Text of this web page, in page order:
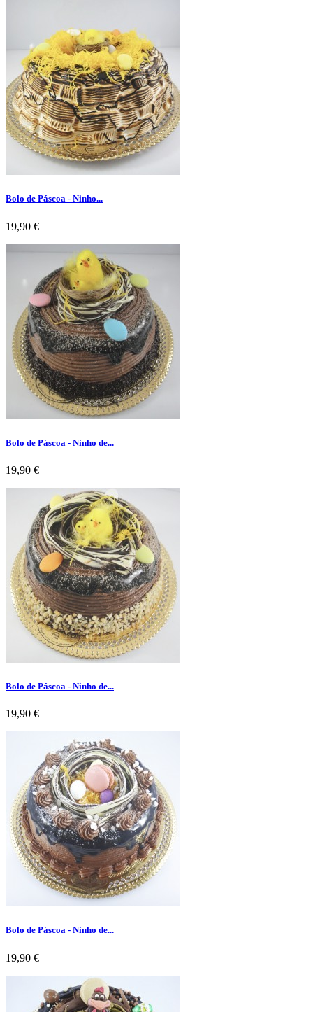
Bolo de Páscoa - Ninho...
Preço
19,90 €
Bolo de Páscoa - Ninho de...
Preço
19,90 €
Bolo de Páscoa - Ninho de...
Preço
19,90 €
Bolo de Páscoa - Ninho de...
Preço
19,90 €